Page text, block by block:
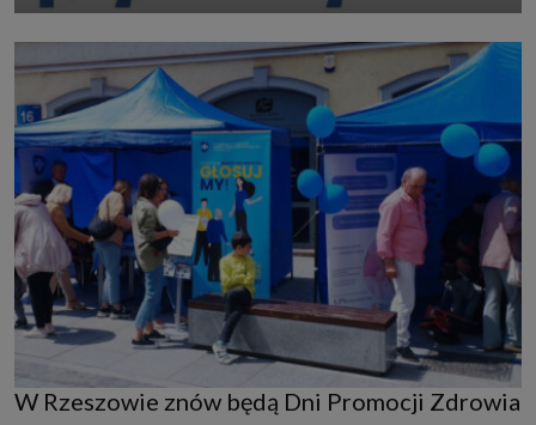
W Rzeszowie znów będą Dni Promocji Zdrowia